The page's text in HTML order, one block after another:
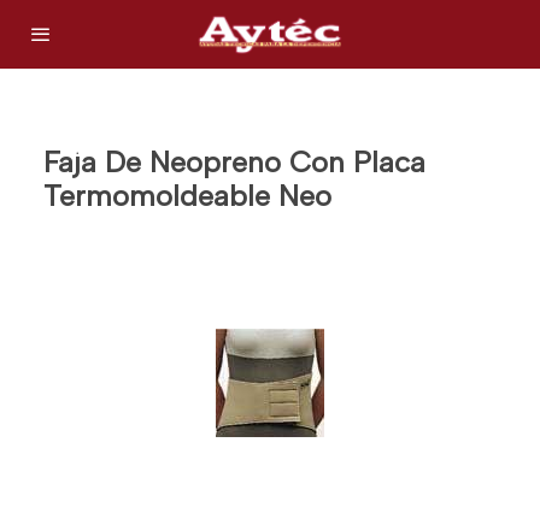
Faja De Neopreno Con Placa
Termomoldeable Neo